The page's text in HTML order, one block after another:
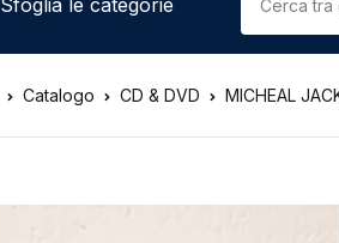
Sfoglia le categorie
Catalogo CD & DVD MICHEAL